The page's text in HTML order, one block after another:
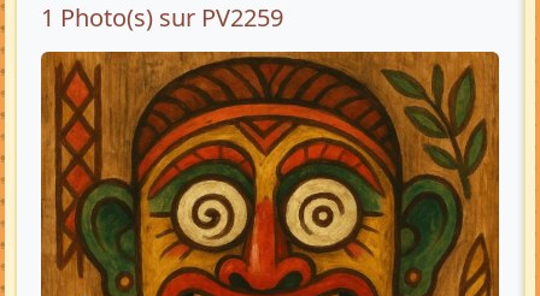
1 Photo(s) sur PV2259